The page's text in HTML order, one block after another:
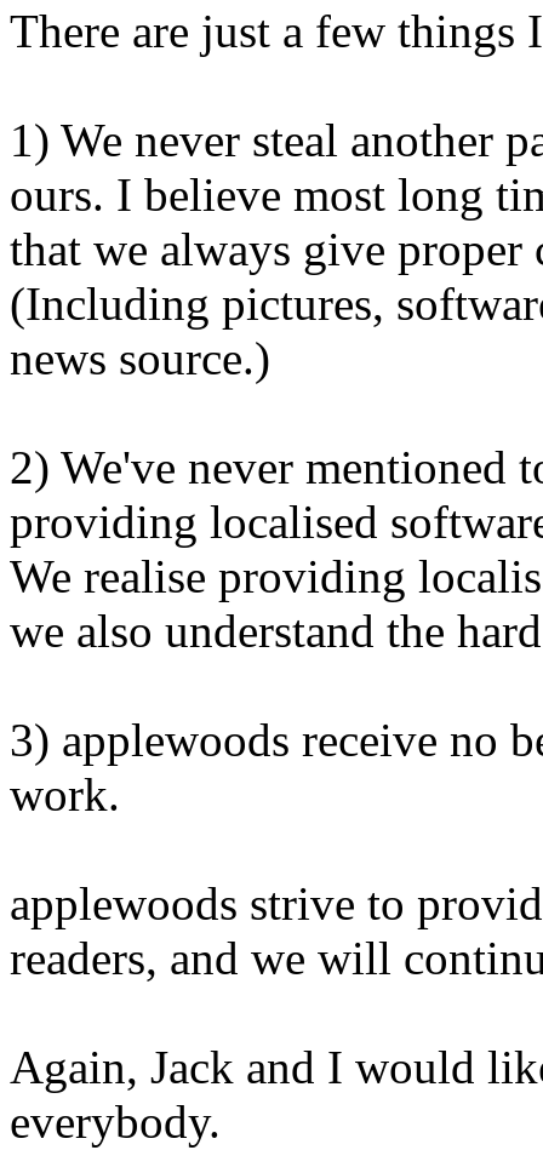
There are just a few
1) We never steal another
ours. I believe most long
that we always give
(Including pictures,
news source.)
2) We've never mentioned
providing localised
We realise providing
we also understand the
3) applewoods receive no
work.
applewoods strive to
readers, and we will
Again, Jack and I would
everybody.